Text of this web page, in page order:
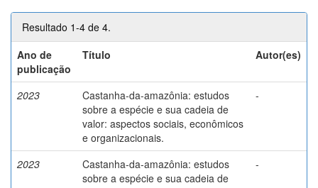
Resultado 1-4 de 4.
Ano de
publicação
Título Autor(es)
2023
Castanha-da-amazônia: estudos
sobre a espécie e sua cadeia de
valor: aspectos sociais, econômicos
e organizacionais.
-
2023
Castanha-da-amazônia: estudos
sobre a espécie e sua cadeia de
-